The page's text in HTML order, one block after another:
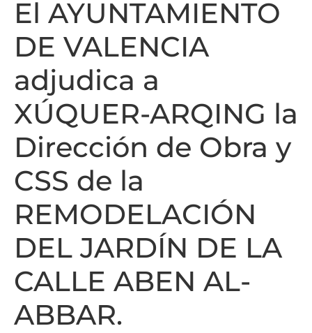
El AYUNTAMIENTO
DE VALENCIA
adjudica a
XÚQUER-ARQING la
Dirección de Obra y
CSS de la
REMODELACIÓN
DEL JARDÍN DE LA
CALLE ABEN AL-
ABBAR.